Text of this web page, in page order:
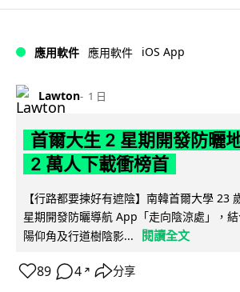
應用軟件 應用軟件 iOS App
Lawton 1 日
首爾大生 2 星期開發防曬
2 萬人下載衝榜首
【行路都要揀好有遮陰】南韓首爾大學 23
星期開發防曬導航 App「走向陰涼處」，
陽仰角及行道樹陰影...
閱讀全文
89 4 ↗ 分享